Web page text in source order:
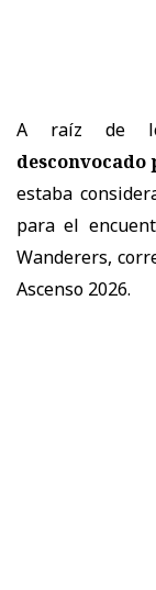
A raíz de
desconvocado
estaba
para el
Wanderers,
Ascenso 2026.